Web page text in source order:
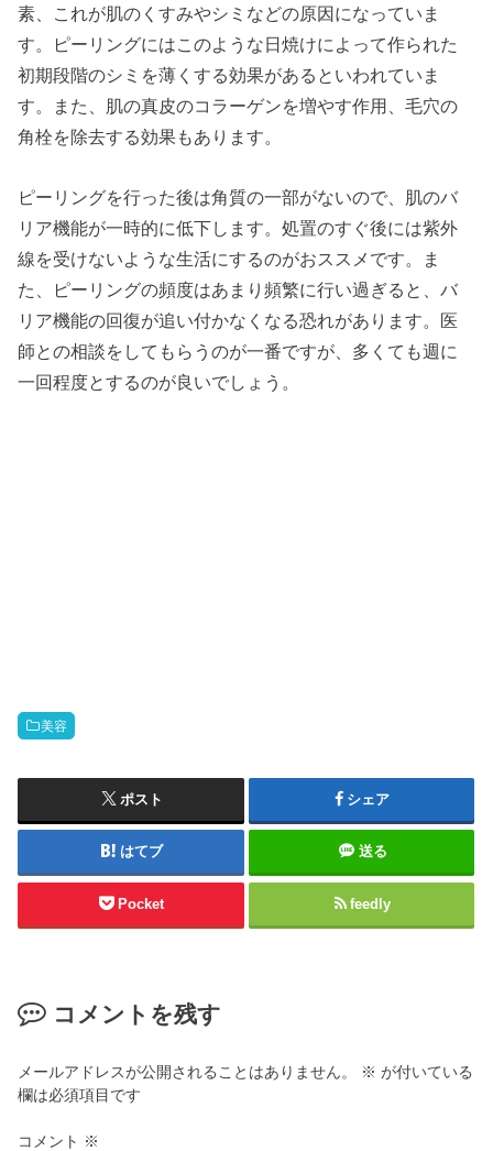
素、これが肌のくすみやシミなどの原因になっていま
す。ピーリングにはこのような日焼けによって作られた
初期段階のシミを薄くする効果があるといわれていま
す。また、肌の真皮のコラーゲンを増やす作用、毛穴の
角栓を除去する効果もあります。
ピーリングを行った後は角質の一部がないので、肌のバ
リア機能が一時的に低下します。処置のすぐ後には紫外
線を受けないような生活にするのがおススメです。ま
た、ピーリングの頻度はあまり頻繁に行い過ぎると、バ
リア機能の回復が追い付かなくなる恐れがあります。医
師との相談をしてもらうのが一番ですが、多くても週に
一回程度とするのが良いでしょう。
美容
ポスト シェア
はてブ 送る
Pocket feedly
コメントを残す
メールアドレスが公開されることはありません。 ※ が付いている
欄は必須項目です
コメント ※